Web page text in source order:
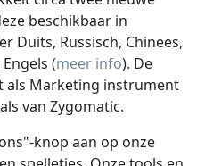
beschikbaar in
Duits, Russisch, Chinees,
(meer info). De
als Marketing instrument
van Zygomatic.
knop aan op onze